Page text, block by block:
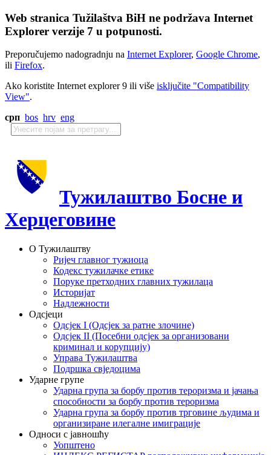
Web stranica Tužilaštva BiH ne podržava Internet
Explorer verzije 7 u potpunosti.
Preporučujemo nadogradnju na Internet Explorer, Google Chrome,
ili Firefox.
Ako koristite Internet explorer 9 ili više isključite "Compatibility
View".
срп bos hrv eng
Тужилаштво Босне и
Херцеговине
О Тужилаштву
Ријеч главног тужиоца
Кодекс тужилачке етике
Поруке претходних главних тужилаца
Историјат
Надлежности
Одсјеци
Одсјек I (Одсјек за ратне злочине)
Одсјек II (Посебни одсјек за организовани
криминал и корупцију)
Управа Тужилаштва
Подршка свједоцима
Ударне групе
Ударна група за борбу против тероризма и јачања
способности за борбу против тероризма
Ударна група за борбу против трговине људима и
организиране илегалне имиграције
Односи с јавношћу
Уопштено